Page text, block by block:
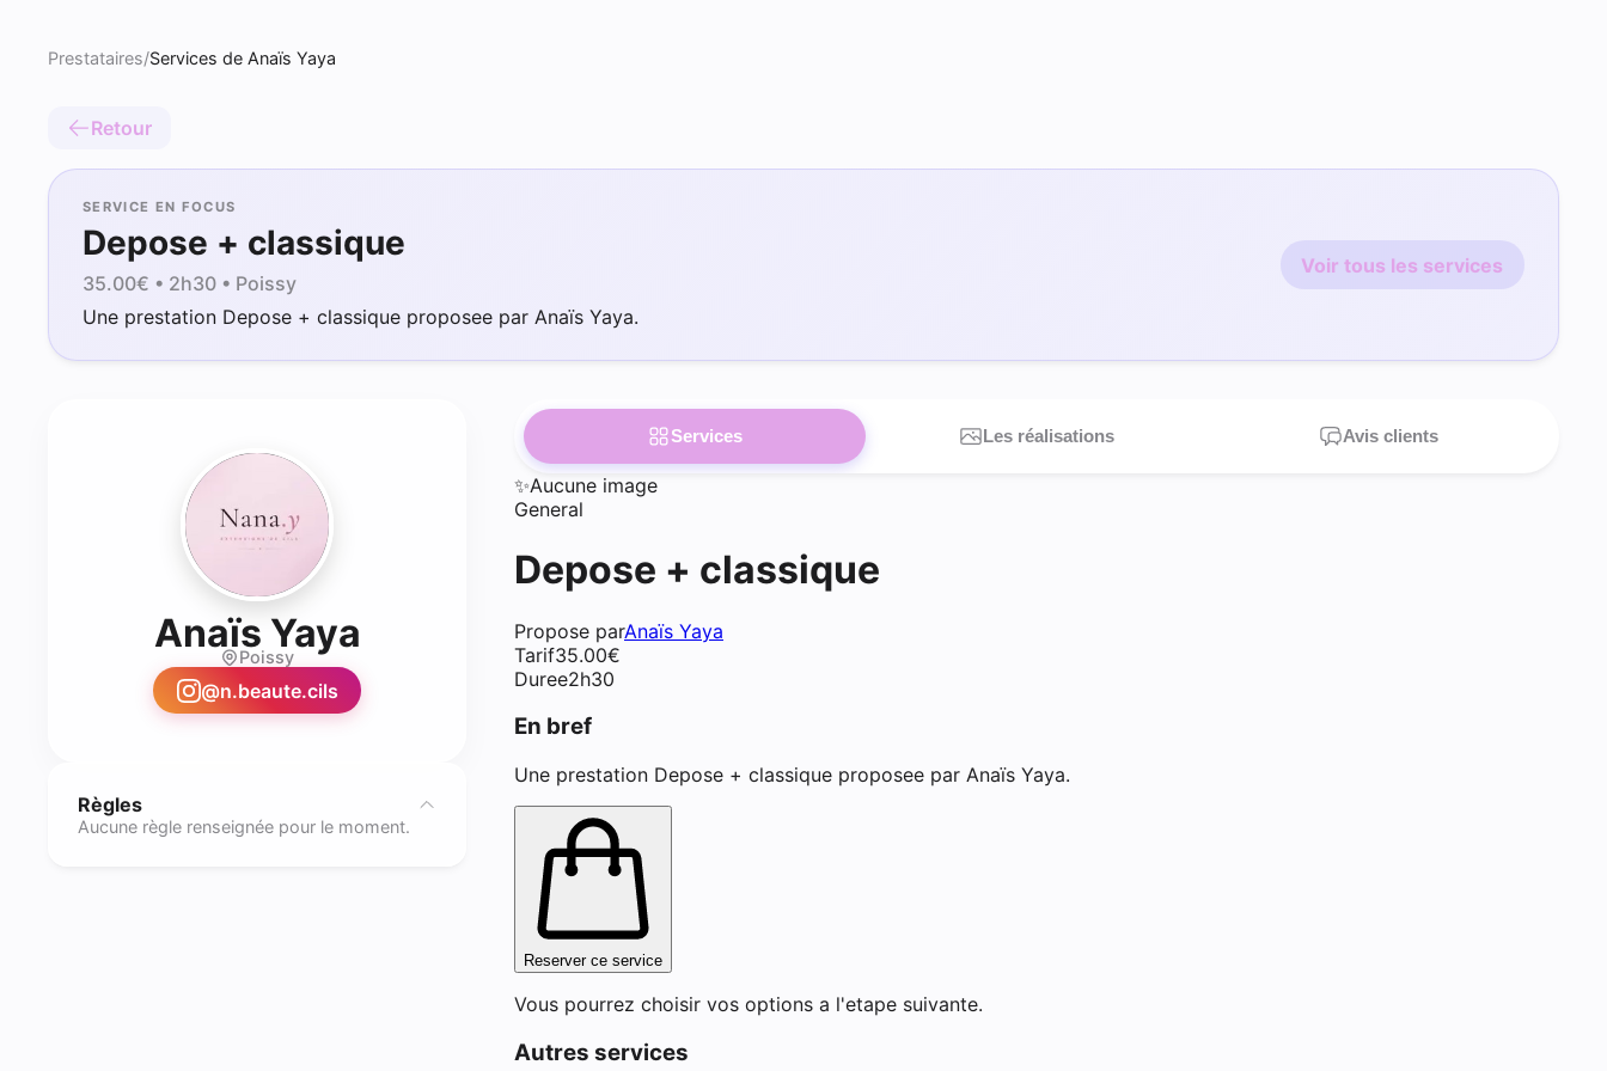
Prestataires/Services de Anaïs Yaya
Retour
SERVICE EN FOCUS
Depose + classique
35.00€ • 2h30 • Poissy
Une prestation Depose + classique proposee par Anaïs Yaya.
Voir tous les services
Anaïs Yaya - Lash tech (extensions de cils) à Poissy
Poissy
@n.beaute.cils
Règles
Aucune règle renseignée pour le moment.
Services Les réalisations Avis clients
✨Aucune image
General
Depose + classique
Propose parAnaïs Yaya
Tarif35.00€
Duree2h30
En bref
Une prestation Depose + classique proposee par Anaïs Yaya.
Reserver ce service
Vous pourrez choisir vos options a l'etape suivante.
Autres services